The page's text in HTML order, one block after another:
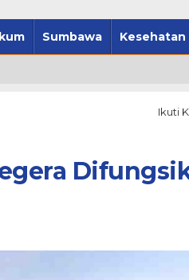
Sumbawa Kesehatan
Ikuti